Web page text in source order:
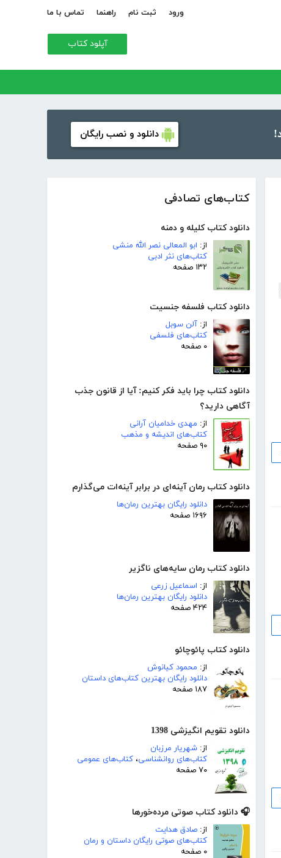
ورود ثبت نام راهنما تماس با ما
آپلود کتاب
دانلود و نصب رایگان
کتاب‌های تصادفی
دانلود کتاب کلیله و دمنه
از: ابو المعالی نصر الله منشی
کتاب‌های نثر ادبی
۱۳۲ صفحه
دانلود کتاب فلسفه جنسیت
از: آلن سوبل
کتاب‌های فلسفی
۰ صفحه
دانلود کتاب چرا باید فکر کنیم: آیا از قانون جذب
آگاهی دارید؟
از: مهدی خدامیان آرانی
کتاب‌های اندیشه و مذهب
۹۰ صفحه
دانلود کتاب رمان آینه‌ای در برابر آینه‌ات می‌گذارم
دانلود رایگان بهترین رمان‌ها
۱۶۹۶ صفحه
دانلود کتاب رمان سایه‌های ناگزیر
از: اسماعیل زرعی
دانلود رایگان بهترین رمان‌ها
۴۲۴ صفحه
دانلود کتاب پائوچائو
از: محمود کیانوش
دانلود رایگان بهترین کتاب‌های داستان
۱۸۷ صفحه
دانلود تقویم انگیزشی 1398
از: شهریار مرزبان
کتاب‌های روانشناسی، کتاب‌های عمومی
۷۰ صفحه
🎧 دانلود کتاب صوتی مرده‌خورها
از: صادق هدایت
کتاب‌های صوتی رایگان داستان و رمان
۰ صفحه